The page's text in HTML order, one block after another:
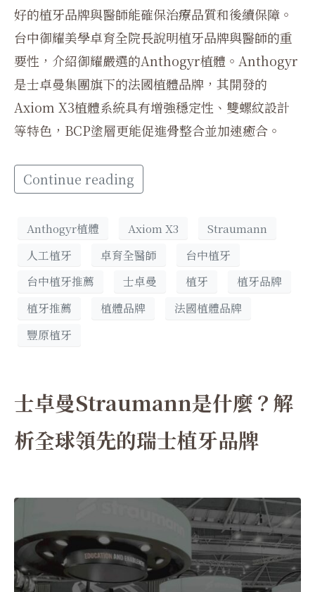
好的植牙品牌與醫師能確保治療品質和後續保障。
台中御耀美學卓育全院長說明植牙品牌與醫師的重
要性，介紹御耀嚴選的Anthogyr植體。Anthogyr
是士卓曼集團旗下的法國植體品牌，其開發的
Axiom X3植體系統具有增強穩定性、雙螺紋設計
等特色，BCP塗層更能促進骨整合並加速癒合。
Continue reading
Anthogyr植體 Axiom X3
Straumann
人工植牙
卓育全醫師
台中植牙
台中植牙推薦
士卓曼 植牙
植牙品牌
植牙推薦
植體品牌
法國植體品牌
豐原植牙
士卓曼Straumann是什麼？解
析全球領先的瑞士植牙品牌